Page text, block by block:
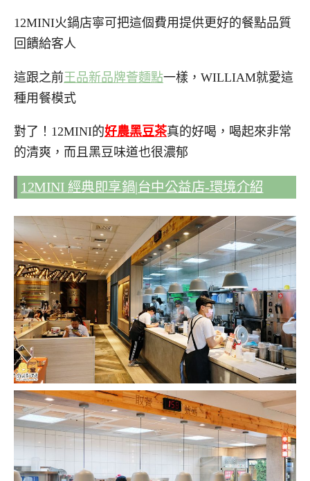
12MINI火鍋店寧可把這個費用提供更好的餐點品質
回饋給客人
這跟之前王品新品牌薈麵點一樣，WILLIAM就愛這
種用餐模式
對了！12MINI的好農黑豆茶真的好喝，喝起來非常
的清爽，而且黑豆味道也很濃郁
12MINI 經典即享鍋|台中公益店-環境介紹